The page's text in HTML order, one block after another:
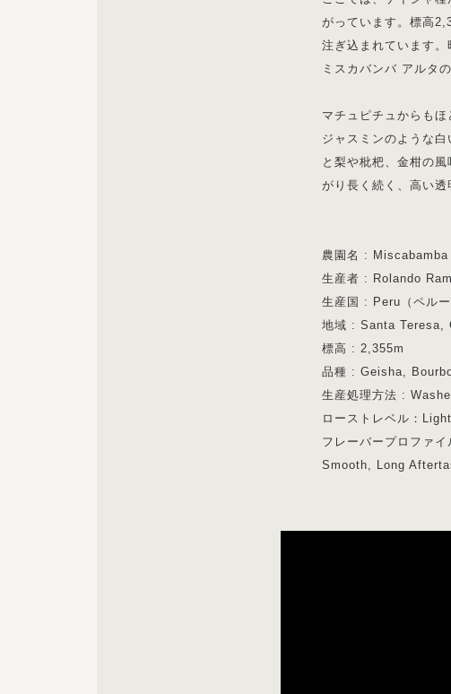
がっています。標高
注ぎ込まれています
ミスカバンバ アルタ
マチュピチュからも
ジャスミンのような
と梨や枇杷、金柑の
がり長く続く、高い透
農園名 : Miscabamba
生産者 : Rolando
生産国 : Peru（ペルー
地域 : Santa Teresa,
標高 : 2,355m
品種 : Geisha,
生産処理方法 :
ローストレベル：
フレーバープロファ
Smooth, Long